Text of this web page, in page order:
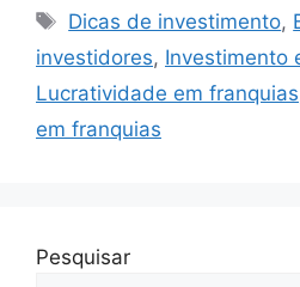
Tags
Dicas de investimento,
investidores, Investimento
Lucratividade em franquias
em franquias
Pesquisar